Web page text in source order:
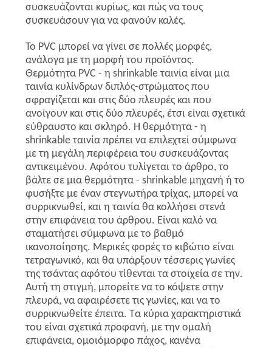
συσκευάζονται κυρίως, και πώς να τους
συσκευάσουν για να φανούν καλές.
Το PVC μπορεί να γίνει σε πολλές μορφές,
ανάλογα με τη μορφή του προϊόντος.
Θερμότητα PVC - η shrinkable ταινία είναι μια
ταινία κυλίνδρων διπλός-στρώματος που
σφραγίζεται και στις δύο πλευρές και που
ανοίγουν και στις δύο πλευρές, έτσι είναι σχετικά
εύθραυστο και σκληρό. Η θερμότητα - η
shrinkable ταινία πρέπει να επιλεχτεί σύμφωνα
με τη μεγάλη περιφέρεια του συσκευάζοντας
αντικειμένου. Αφότου τυλίγεται το άρθρο, το
βάλτε σε μια θερμότητα - shrinkable μηχανή ή το
φυσήξτε με έναν στεγνωτήρα τρίχας, μπορεί να
συρρικνωθεί, και η ταινία θα κολλήσει στενά
στην επιφάνεια του άρθρου. Είναι καλό να
σταματήσει σύμφωνα με το βαθμό
ικανοποίησης. Μερικές φορές το κιβώτιο είναι
τετραγωνικό, και θα υπάρξουν τέσσερις γωνίες
της τσάντας αφότου τίθενται τα στοιχεία σε την.
Αυτή τη στιγμή, μπορείτε να το κόψετε στην
πλευρά, να αφαιρέσετε τις γωνίες, και να το
συρρικνωθείτε έπειτα. Τα κύρια χαρακτηριστικά
του είναι σχετικά προφανή, με την ομαλή
επιφάνεια, ομοιόμορφο πάχος, κανένα